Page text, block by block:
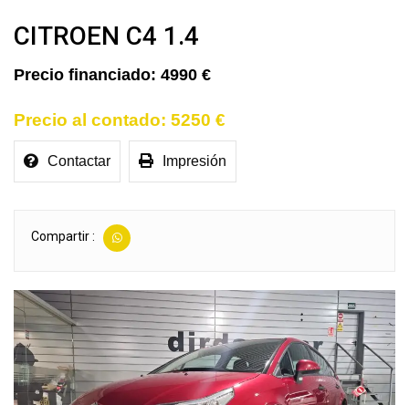
CITROEN C4 1.4
4990 €
5250 €
Contactar Impresión
Compartir :